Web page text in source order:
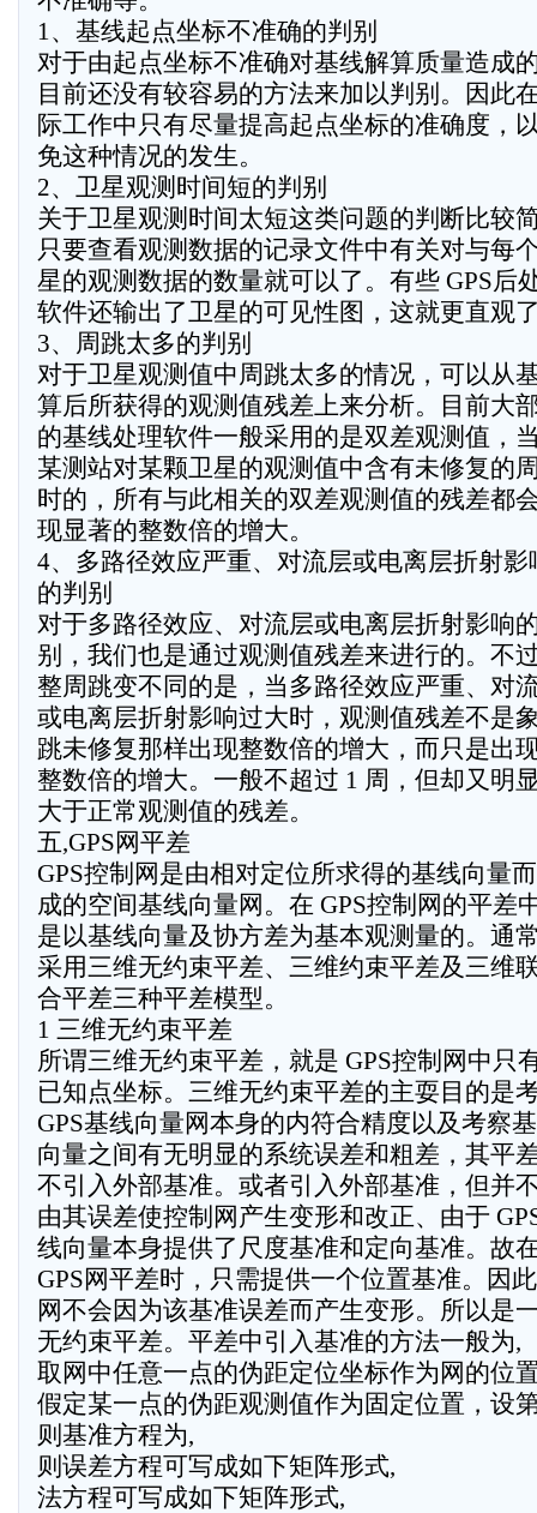
1、基线起点坐标不准确的判别
对于由起点坐标不准确对基线解算质量造成
目前还没有较容易的方法来加以判别。因此
际工作中只有尽量提高起点坐标的准确度，
免这种情况的发生。
2、卫星观测时间短的判别
关于卫星观测时间太短这类问题的判断比较
只要查看观测数据的记录文件中有关对与每
星的观测数据的数量就可以了。有些 GPS后
软件还输出了卫星的可见性图，这就更直观
3、周跳太多的判别
对于卫星观测值中周跳太多的情况，可以从
算后所获得的观测值残差上来分析。目前大
的基线处理软件一般采用的是双差观测值，
某测站对某颗卫星的观测值中含有未修复的
时的，所有与此相关的双差观测值的残差都
现显著的整数倍的增大。
4、多路径效应严重、对流层或电离层折射影
的判别
对于多路径效应、对流层或电离层折射影响
别，我们也是通过观测值残差来进行的。不
整周跳变不同的是，当多路径效应严重、对
或电离层折射影响过大时，观测值残差不是
跳未修复那样出现整数倍的增大，而只是出
整数倍的增大。一般不超过 1 周，但却又明
大于正常观测值的残差。
五,GPS网平差
GPS控制网是由相对定位所求得的基线向量
成的空间基线向量网。在 GPS控制网的平差
是以基线向量及协方差为基本观测量的。通
采用三维无约束平差、三维约束平差及三维
合平差三种平差模型。
1 三维无约束平差
所谓三维无约束平差，就是 GPS控制网中只
已知点坐标。三维无约束平差的主耍目的是
GPS基线向量网本身的内符合精度以及考察
向量之间有无明显的系统误差和粗差，其平
不引入外部基准。或者引入外部基准，但并
由其误差使控制网产生变形和改正、由于
线向量本身提供了尺度基准和定向基准。故
GPS网平差时，只需提供一个位置基准。因
网不会因为该基准误差而产生变形。所以是
无约束平差。平差中引入基准的方法一般为,
取网中任意一点的伪距定位坐标作为网的位
假定某一点的伪距观测值作为固定位置，设
则基准方程为,
则误差方程可写成如下矩阵形式,
法方程可写成如下矩阵形式,